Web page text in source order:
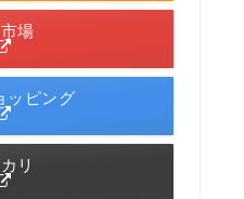
場
ッピング
リ